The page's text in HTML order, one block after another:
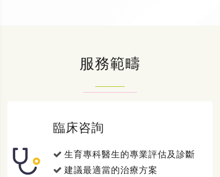
服務範疇
臨床咨詢
生育專科醫生的專業評估及診斷
建議最適當的治療方案